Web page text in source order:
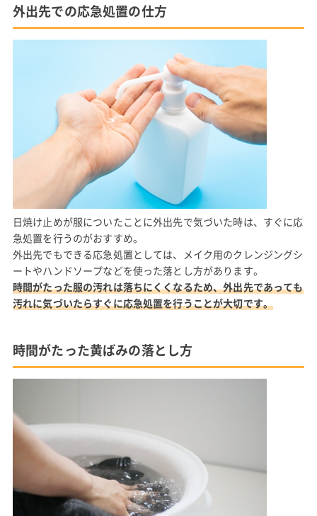
外出先での応急処置の仕方
日焼け止めが服についたことに外出先で気づいた時は、すぐに応
急処置を行うのがおすすめ。
外出先でもできる応急処置としては、メイク用のクレンジングシ
ートやハンドソープなどを使った落とし方があります。
時間がたった服の汚れは落ちにくくなるため、外出先であっても
汚れに気づいたらすぐに応急処置を行うことが大切です。
時間がたった黄ばみの落とし方